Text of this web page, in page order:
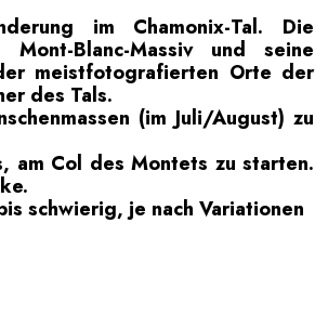
im Chamonix-Tal. Die
Mont-Blanc-Massiv und seine
meistfotografierten Orte der
des Tals.
(im Juli/August) zu
am Col des Montets zu starten.
schwierig, je nach Variationen